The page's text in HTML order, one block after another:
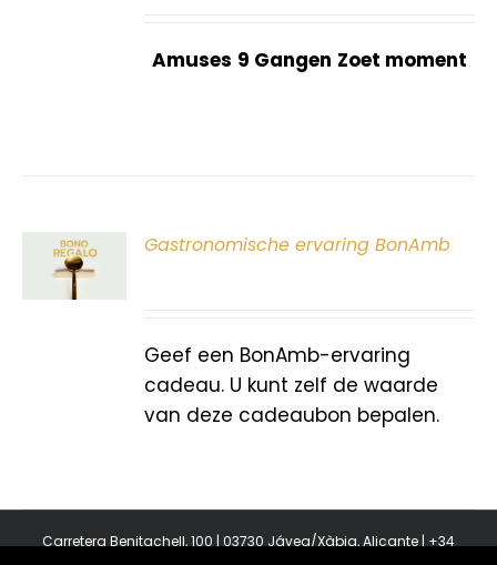
Amuses 9 Gangen Zoet moment
Gastronomische ervaring BonAmb
Geef een BonAmb-ervaring
cadeau. U kunt zelf de waarde
van deze cadeaubon bepalen.
Carretera Benitachell, 100 | 03730 Jávea/Xàbia, Alicante | +34